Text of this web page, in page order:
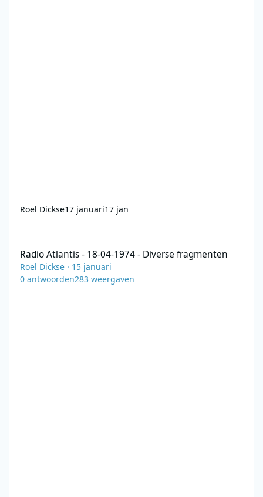
Roel Dickse17 januari17 jan
Radio Atlantis - 18-04-1974 - Diverse fragmenten
Roel Dickse · 15 januari
0 antwoorden283 weergaven